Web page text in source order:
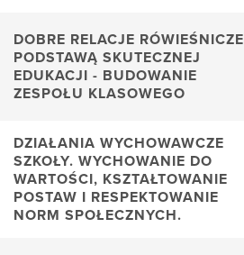
DOBRE RELACJE RÓWIEŚNICZE
PODSTAWĄ SKUTECZNEJ
EDUKACJI - BUDOWANIE
ZESPOŁU KLASOWEGO
DZIAŁANIA WYCHOWAWCZE
SZKOŁY. WYCHOWANIE DO
WARTOŚCI, KSZTAŁTOWANIE
POSTAW I RESPEKTOWANIE
NORM SPOŁECZNYCH.